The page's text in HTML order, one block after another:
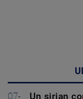
07-
Un sirian